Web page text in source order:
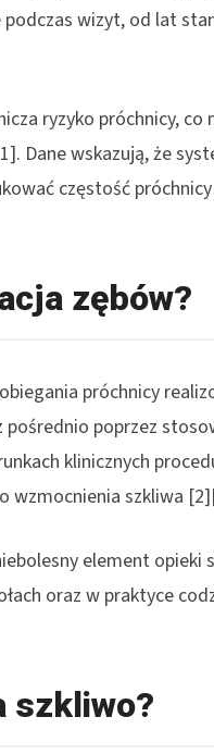
wizyt, od lat
ryzyko próchnicy, co
Dane wskazują, że
częstość
zębów?
próchnicy
poprzez
klinicznych
wzmocnienia szkliwa
element
oraz w praktyce
szkliwo?